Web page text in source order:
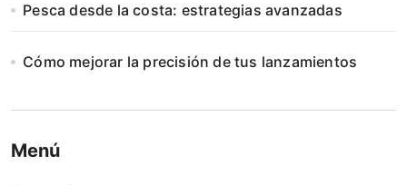
Pesca desde la costa: estrategias avanzadas
Cómo mejorar la precisión de tus lanzamientos
Menú